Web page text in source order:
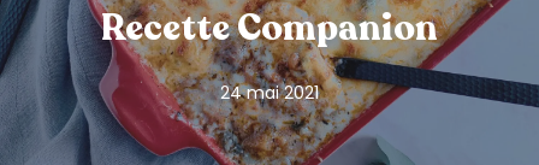
Recette Companion
24 mai 2021